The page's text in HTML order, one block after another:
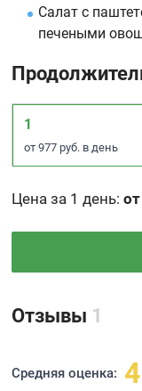
Салат с
печеными
1
от 977 руб. в день
Цена за 1 день:
Отзывы 1
Средняя оценка: 4